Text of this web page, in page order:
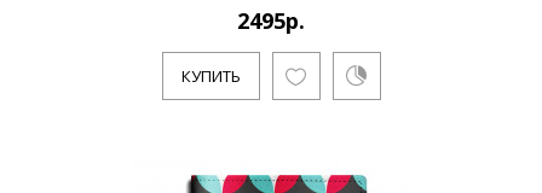
2495р.
КУПИТЬ